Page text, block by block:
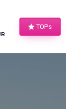
TOPs